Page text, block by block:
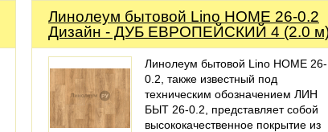
Линолеум бытовой Lino HOME 26-0.2
Дизайн - ДУБ ЕВРОПЕЙСКИЙ 4 (2.0
Линолеум бытовой Lino HOME 26-
0.2, также известный под
техническим обозначением ЛИН
БЫТ 26-0.2, представляет собой
высококачественное покрытие из